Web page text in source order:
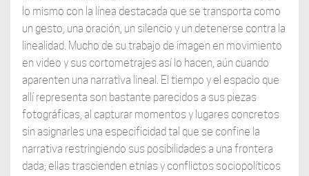
lo mismo con la línea destacada que se transporta como
un gesto, una oración, un silencio y un detenerse contra la
linealidad. Mucho de su trabajo de imagen en movimiento
en video y sus cortometrajes así lo hacen, aún cuando
aparenten una narrativa lineal. El tiempo y el espacio que
allí representa son bastante parecidos a sus piezas
fotográficas, al capturar momentos y lugares concretos
sin asignarles una especificidad tal que se confine la
narrativa restringiendo sus posibilidades a una frontera
dada; ellas trascienden etnias y conflictos sociopolíticos